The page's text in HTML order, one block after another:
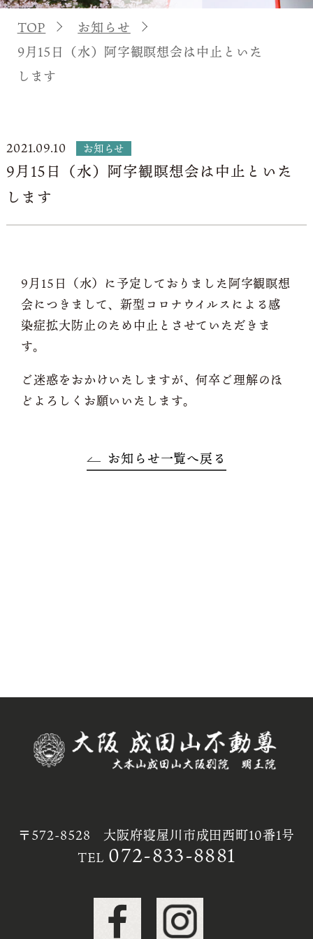
TOP
お知らせ
9月15日（水）阿字観瞑想会は中止といた
します
2021.09.10 お知らせ
9月15日（水）阿字観瞑想会は中止といた
します
9月15日（水）に予定しておりました阿字観瞑想
会につきまして、新型コロナウイルスによる感
染症拡大防止のため中止とさせていただきま
す。
ご迷惑をおかけいたしますが、何卒ご理解のほ
どよろしくお願いいたします。
お知らせ一覧へ戻る
〒572-8528 大阪府寝屋川市成田西町10番1号
TEL 072-833-8881